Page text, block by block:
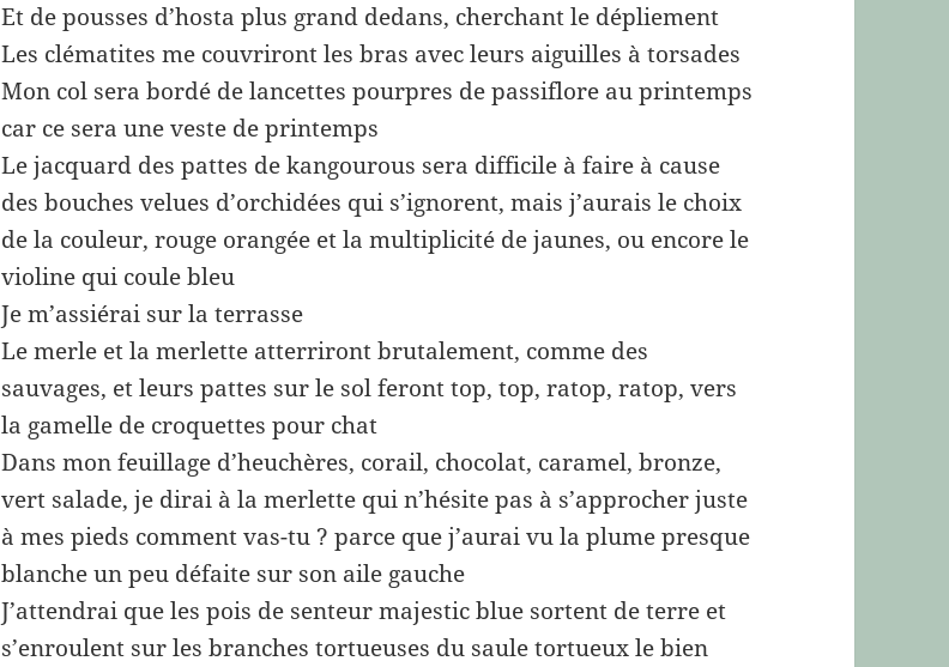
Et de pousses d’hosta plus grand dedans, cherchant le dépliement
Les clématites me couvriront les bras avec leurs aiguilles à torsades
Mon col sera bordé de lancettes pourpres de passiflore au printemps
car ce sera une veste de printemps
Le jacquard des pattes de kangourous sera difficile à faire à cause
des bouches velues d’orchidées qui s’ignorent, mais j’aurais le choix
de la couleur, rouge orangée et la multiplicité de jaunes, ou encore le
violine qui coule bleu
Je m’assiérai sur la terrasse
Le merle et la merlette atterriront brutalement, comme des
sauvages, et leurs pattes sur le sol feront top, top, ratop, ratop, vers
la gamelle de croquettes pour chat
Dans mon feuillage d’heuchères, corail, chocolat, caramel, bronze,
vert salade, je dirai à la merlette qui n’hésite pas à s’approcher juste
à mes pieds comment vas-tu ? parce que j’aurai vu la plume presque
blanche un peu défaite sur son aile gauche
J’attendrai que les pois de senteur majestic blue sortent de terre et
s’enroulent sur les branches tortueuses du saule tortueux le bien